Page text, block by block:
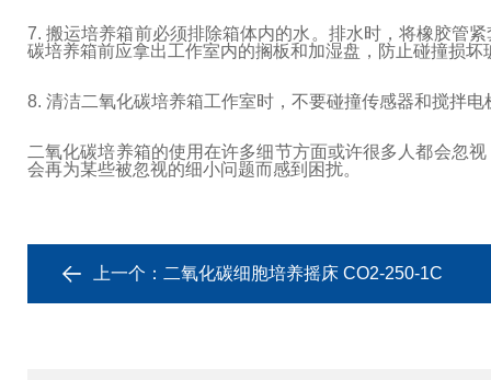
7. 搬运培养箱前必须排除箱体内的水。排水时，将橡胶管
碳培养箱前应拿出工作室内的搁板和加湿盘，防止碰撞损
8. 清洁二氧化碳培养箱工作室时，不要碰撞传感器和搅拌
二氧化碳培养箱的使用在许多细节方面或许很多人都会忽
会再为某些被忽视的细小问题而感到困扰。
上一个： 二氧化碳细胞培养摇床 CO2-250-1C